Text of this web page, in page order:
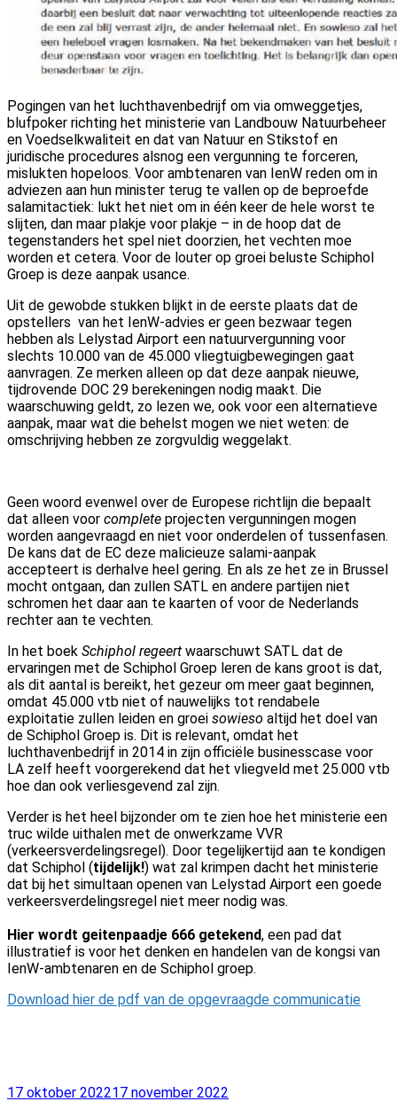
Pogingen van het luchthavenbedrijf om via omweggetjes,
blufpoker richting het ministerie van Landbouw Natuurbeheer
en Voedselkwaliteit en dat van Natuur en Stikstof en
juridische procedures alsnog een vergunning te forceren,
mislukten hopeloos. Voor ambtenaren van IenW reden om in
adviezen aan hun minister terug te vallen op de beproefde
salamitactiek: lukt het niet om in één keer de hele worst te
slijten, dan maar plakje voor plakje – in de hoop dat de
tegenstanders het spel niet doorzien, het vechten moe
worden et cetera. Voor de louter op groei beluste Schiphol
Groep is deze aanpak usance.
Uit de gewobde stukken blijkt in de eerste plaats dat de
opstellers van het IenW-advies er geen bezwaar tegen
hebben als Lelystad Airport een natuurvergunning voor
slechts 10.000 van de 45.000 vliegtuigbewegingen gaat
aanvragen. Ze merken alleen op dat deze aanpak nieuwe,
tijdrovende DOC 29 berekeningen nodig maakt. Die
waarschuwing geldt, zo lezen we, ook voor een alternatieve
aanpak, maar wat die behelst mogen we niet weten: de
omschrijving hebben ze zorgvuldig weggelakt.
Geen woord evenwel over de Europese richtlijn die bepaalt
dat alleen voor complete projecten vergunningen mogen
worden aangevraagd en niet voor onderdelen of tussenfasen.
De kans dat de EC deze malicieuze salami-aanpak
accepteert is derhalve heel gering. En als ze het ze in Brussel
mocht ontgaan, dan zullen SATL en andere partijen niet
schromen het daar aan te kaarten of voor de Nederlands
rechter aan te vechten.
In het boek Schiphol regeert waarschuwt SATL dat de
ervaringen met de Schiphol Groep leren de kans groot is dat,
als dit aantal is bereikt, het gezeur om meer gaat beginnen,
omdat 45.000 vtb niet of nauwelijks tot rendabele
exploitatie zullen leiden en groei sowieso altijd het doel van
de Schiphol Groep is. Dit is relevant, omdat het
luchthavenbedrijf in 2014 in zijn officiële businesscase voor
LA zelf heeft voorgerekend dat het vliegveld met 25.000 vtb
hoe dan ook verliesgevend zal zijn.
Verder is het heel bijzonder om te zien hoe het ministerie een
truc wilde uithalen met de onwerkzame VVR
(verkeersverdelingsregel). Door tegelijkertijd aan te kondigen
dat Schiphol (tijdelijk!) wat zal krimpen dacht het ministerie
dat bij het simultaan openen van Lelystad Airport een goede
verkeersverdelingsregel niet meer nodig was.
Hier wordt geitenpaadje 666 getekend, een pad dat
illustratief is voor het denken en handelen van de kongsi van
IenW-ambtenaren en de Schiphol groep.
Download hier de pdf van de opgevraagde communicatie
Geplaatst
17 oktober 202217 november 2022